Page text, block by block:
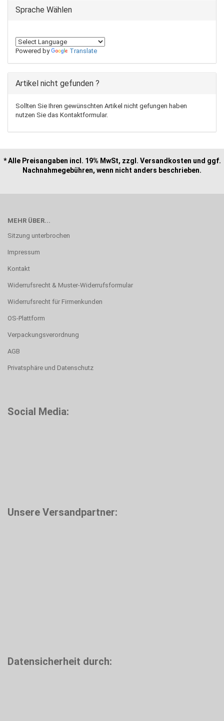
Sprache Wählen
Powered by Translate
Artikel nicht gefunden ?
Sollten Sie Ihren gewünschten Artikel nicht gefungen haben
nutzen Sie das Kontaktformular.
* Alle Preisangaben incl. 19% MwSt, zzgl. Versandkosten und ggf.
Nachnahmegebühren, wenn nicht anders beschrieben.
MEHR ÜBER...
Sitzung unterbrochen
Impressum
Kontakt
Widerrufsrecht & Muster-Widerrufsformular
Widerrufsrecht für Firmenkunden
OS-Plattform
Verpackungsverordnung
AGB
Privatsphäre und Datenschutz
Social Media:
Unsere Versandpartner:
Datensicherheit durch: